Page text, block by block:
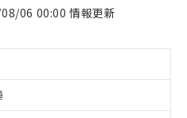
06 00:00 情報更新